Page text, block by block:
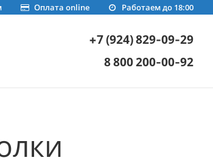
Работаем до 18:00
Оплата online
+7 (924) 829-09-29
8 800 200-00-92